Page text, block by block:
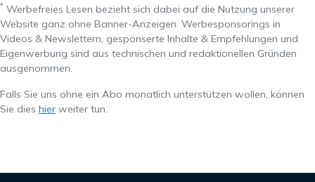
* Werbefreies Lesen bezieht sich dabei auf die Nutzung unserer
Website ganz ohne Banner-Anzeigen. Werbesponsorings in
Videos & Newslettern, gesponserte Inhalte & Empfehlungen und
Eigenwerbung sind aus technischen und redaktionellen Gründen
ausgenommen.
Falls Sie uns ohne ein Abo monatlich unterstützen wollen, können
Sie dies hier weiter tun.